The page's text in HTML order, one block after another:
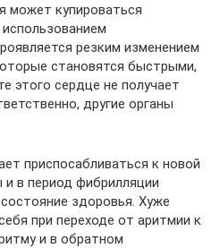
может купироваться
резким изменением
становятся быстрыми,
этого сердце не получает
другие органы
приспосабливаться к новой
в период фибрилляции
здоровья. Хуже
при переходе от аритмии к
и в обратном